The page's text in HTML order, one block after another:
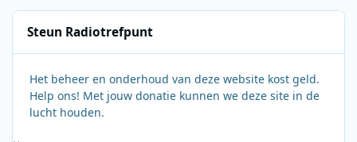
Steun Radiotrefpunt
Het beheer en onderhoud van deze website kost geld.
Help ons! Met jouw donatie kunnen we deze site in de
lucht houden.